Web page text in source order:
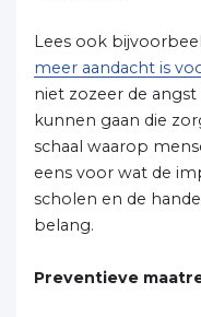
Lees ook
meer aandacht is
niet zozeer de
kunnen gaan die
schaal waarop
eens voor wat de
scholen en de
belang.
Preventieve